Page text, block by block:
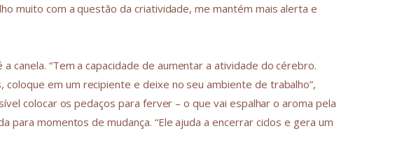
muito com a questão da criatividade, me mantém mais alerta e
canela. “Tem a capacidade de aumentar a atividade do cérebro.
coloque em um recipiente e deixe no seu ambiente de trabalho”,
colocar os pedaços para ferver – o que vai espalhar o aroma pela
para momentos de mudança. “Ele ajuda a encerrar ciclos e gera um